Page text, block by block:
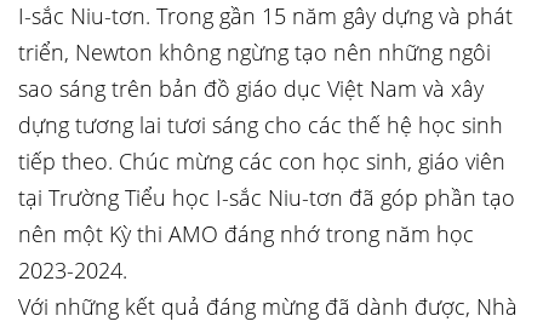
I-sắc Niu-tơn. Trong gần 15 năm gây dựng và phát
triển, Newton không ngừng tạo nên những ngôi
sao sáng trên bản đồ giáo dục Việt Nam và xây
dựng tương lai tươi sáng cho các thế hệ học sinh
tiếp theo. Chúc mừng các con học sinh, giáo viên
tại Trường Tiểu học I-sắc Niu-tơn đã góp phần tạo
nên một Kỳ thi AMO đáng nhớ trong năm học
2023-2024.
Với những kết quả đáng mừng đã dành được, Nhà